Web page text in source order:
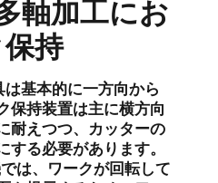
軸加工にお
持
基本的に一方向から
保持装置は主に横方向
耐えつつ、カッターの
る必要があります。
は、ワークが回転して